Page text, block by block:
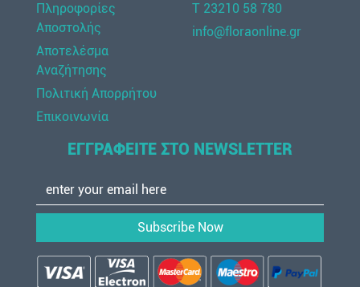
Πληροφορίες
Αποστολής
Αποτελέσμα
Αναζήτησης
Πολιτική Απορρήτου
Επικοινωνία
Τ 23210 58 780
info@floraonline.gr
ΕΓΓΡΑΦΕΙΤΕ ΣΤΟ NEWSLETTER
Subscribe Now